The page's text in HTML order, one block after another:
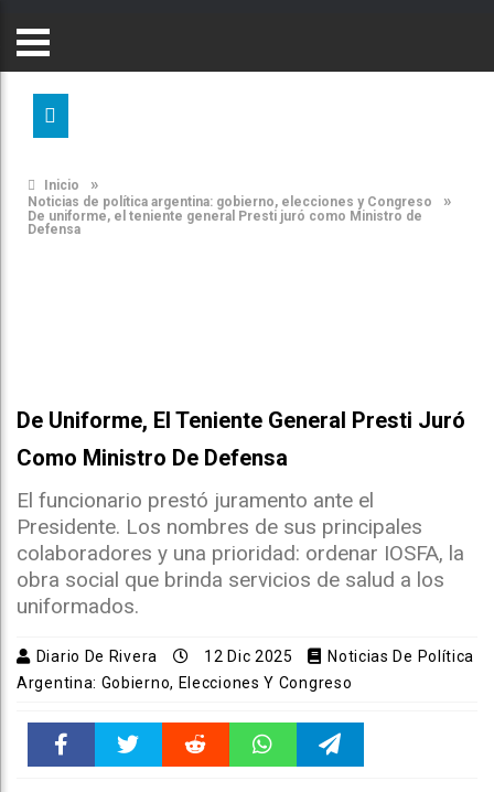
Inicio »
Noticias de política argentina: gobierno, elecciones y Congreso »
De uniforme, el teniente general Presti juró como Ministro de
Defensa
De Uniforme, El Teniente General Presti Juró
Como Ministro De Defensa
El funcionario prestó juramento ante el
Presidente. Los nombres de sus principales
colaboradores y una prioridad: ordenar IOSFA, la
obra social que brinda servicios de salud a los
uniformados.
Diario De Rivera 12 Dic 2025
Noticias De Política
Argentina: Gobierno, Elecciones Y Congreso